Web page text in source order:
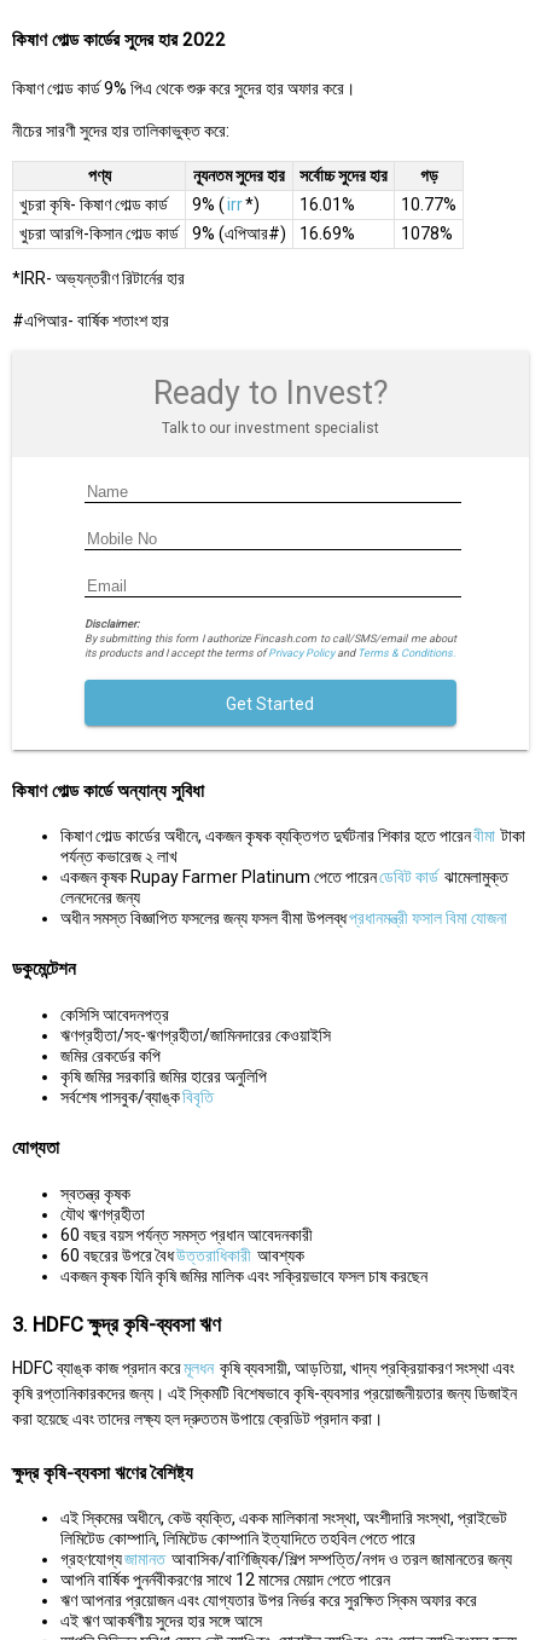
কিষাণ গোল্ড কার্ডের সুদের হার 2022
কিষাণ গোল্ড কার্ড 9% পিএ থেকে শুরু করে সুদের হার অফার করে।
নীচের সারণী সুদের হার তালিকাভুক্ত করে:
পণ্য ন্যূনতম সুদের হার সর্বোচ্চ সুদের হার
গড়
খুচরা কৃষি- কিষাণ গোল্ড কার্ড
9% (irr*) 16.01%
10.77%
খুচরা আরগি-কিসান গোল্ড কার্ড
9% (এপিআর#) 16.69% 1078%
*IRR- অভ্যন্তরীণ রিটার্নের হার
#এপিআর- বার্ষিক শতাংশ হার
Ready to Invest?
Talk to our investment specialist
Disclaimer:
By submitting this form I authorize Fincash.com to call/SMS/email me about
its products and I accept the terms ofPrivacy Policyand Terms & Conditions.
Get Started
কিষাণ গোল্ড কার্ডে অন্যান্য সুবিধা
কিষাণ গোল্ড কার্ডের অধীনে, একজন কৃষক ব্যক্তিগত দুর্ঘটনার শিকার হতে পারেনবীমা টাকা
পর্যন্ত কভারেজ ২ লাখ
একজন কৃষক Rupay Farmer Platinum পেতে পারেনডেবিট কার্ড ঝামেলামুক্ত
লেনদেনের জন্য
অধীন সমস্ত বিজ্ঞাপিত ফসলের জন্য ফসল বীমা উপলব্ধপ্রধানমন্ত্রী ফসাল বিমা যোজনা
ডকুমেন্টেশন
কেসিসি আবেদনপত্র
ঋণগ্রহীতা/সহ-ঋণগ্রহীতা/জামিনদারের কেওয়াইসি
জমির রেকর্ডের কপি
কৃষি জমির সরকারি জমির হারের অনুলিপি
সর্বশেষ পাসবুক/ব্যাঙ্কবিবৃতি
যোগ্যতা
স্বতন্ত্র কৃষক
যৌথ ঋণগ্রহীতা
60 বছর বয়স পর্যন্ত সমস্ত প্রধান আবেদনকারী
60 বছরের উপরে বৈধউত্তরাধিকারী আবশ্যক
একজন কৃষক যিনি কৃষি জমির মালিক এবং সক্রিয়ভাবে ফসল চাষ করছেন
3. HDFC ক্ষুদ্র কৃষি-ব্যবসা ঋণ
HDFC ব্যাঙ্ক কাজ প্রদান করেমূলধন কৃষি ব্যবসায়ী, আড়তিয়া, খাদ্য প্রক্রিয়াকরণ সংস্থা এবং
কৃষি রপ্তানিকারকদের জন্য। এই স্কিমটি বিশেষভাবে কৃষি-ব্যবসার প্রয়োজনীয়তার জন্য ডিজাইন
করা হয়েছে এবং তাদের লক্ষ্য হল দ্রুততম উপায়ে ক্রেডিট প্রদান করা।
ক্ষুদ্র কৃষি-ব্যবসা ঋণের বৈশিষ্ট্য
এই স্কিমের অধীনে, কেউ ব্যক্তি, একক মালিকানা সংস্থা, অংশীদারি সংস্থা, প্রাইভেট
লিমিটেড কোম্পানি, লিমিটেড কোম্পানি ইত্যাদিতে তহবিল পেতে পারে
গ্রহণযোগ্যজামানত আবাসিক/বাণিজ্যিক/শিল্প সম্পত্তি/নগদ ও তরল জামানতের জন্য
আপনি বার্ষিক পুনর্নবীকরণের সাথে 12 মাসের মেয়াদ পেতে পারেন
ঋণ আপনার প্রয়োজন এবং যোগ্যতার উপর নির্ভর করে সুরক্ষিত স্কিম অফার করে
এই ঋণ আকর্ষণীয় সুদের হার সঙ্গে আসে